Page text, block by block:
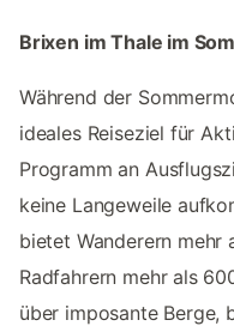
Brixen im Thale im
Während der
ideales Reiseziel für
Programm an
keine Langeweile
bietet Wanderern mehr
Radfahrern mehr als
über imposante Berge,